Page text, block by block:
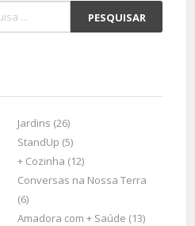
Jardins (26)
StandUp (5)
+ Cozinha (12)
Conversas na Nossa Terra
(6)
Amadora com + Saúde (13)